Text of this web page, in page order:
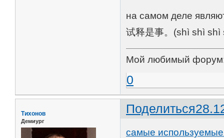
на самом деле
试释是事。(shì shì shì
Мой любимый
0
Поделиться
Тихонов
Демиург
самые используемые